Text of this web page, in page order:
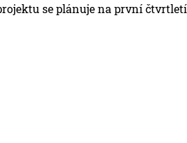
se plánuje na první